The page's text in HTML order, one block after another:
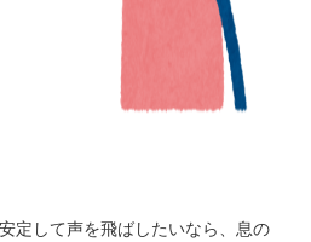
定して声を飛ばしたいなら、息の